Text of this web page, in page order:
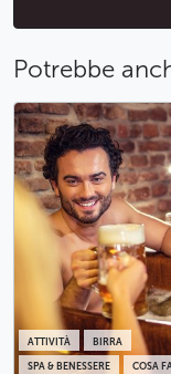
Potrebbe
SPA & BENESSERE COSA
ATTIVITÀ BIRRA